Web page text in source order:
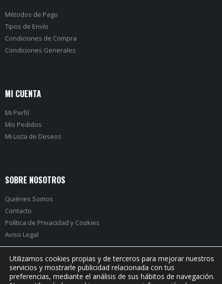
Métodos de Pago
Tipos de Envío
Condiciones de Compra
Condiciones Generales
MI CUENTA
Mi Perfil
Mis Pedidos
Mi Lista de Deseos
SOBRE NOSOTROS
Quiénes Somos
Contacto
Política de Privacidad y Cookies
Aviso Legal
PRÓXIMO EVENTO:
Utilizamos cookies propias y de terceros para mejorar nuestros
servicios y mostrarle publicidad relacionada con tus
preferencias, mediante el análisis de sus hábitos de navegación.